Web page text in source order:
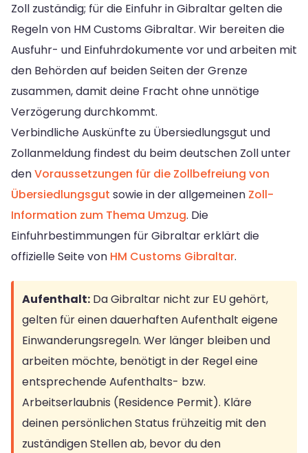
Zoll zuständig; für die Einfuhr in Gibraltar gelten die
Regeln von HM Customs Gibraltar. Wir bereiten die
Ausfuhr- und Einfuhrdokumente vor und arbeiten mit
den Behörden auf beiden Seiten der Grenze
zusammen, damit deine Fracht ohne unnötige
Verzögerung durchkommt.
Verbindliche Auskünfte zu Übersiedlungsgut und
Zollanmeldung findest du beim deutschen Zoll unter
denVoraussetzungen für die Zollbefreiung von
Übersiedlungsgut sowie in der allgemeinen Zoll-
Information zum Thema Umzug. Die
Einfuhrbestimmungen für Gibraltar erklärt die
offizielle Seite von HM Customs Gibraltar.
Aufenthalt: Da Gibraltar nicht zur EU gehört,
gelten für einen dauerhaften Aufenthalt eigene
Einwanderungsregeln. Wer länger bleiben und
arbeiten möchte, benötigt in der Regel eine
entsprechende Aufenthalts- bzw.
Arbeitserlaubnis (Residence Permit). Kläre
deinen persönlichen Status frühzeitig mit den
zuständigen Stellen ab, bevor du den